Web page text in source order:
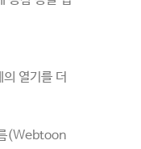
열기를 더
(Webtoon